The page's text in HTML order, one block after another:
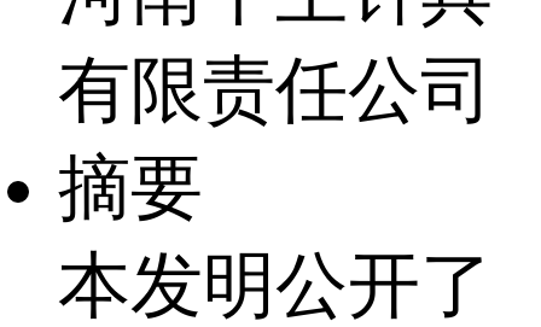
有限责任公司
摘要
本发明公开了